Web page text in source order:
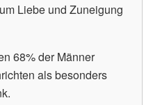
Liebe und Zuneigung
68% der Männer
als besonders